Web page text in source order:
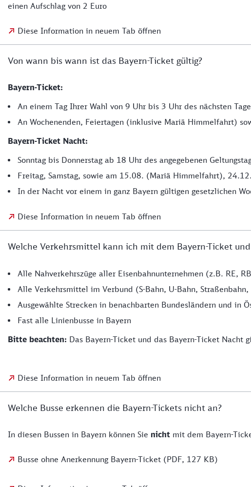
einen Aufschlag von 2 Euro
Diese Information in neuem Tab öffnen
Von wann bis wann ist das Bayern-Ticket gültig?
Bayern-Ticket:
An einem Tag Ihrer Wahl von 9 Uhr bis 3 Uhr des nächsten
An Wochenenden, Feiertagen (inklusive Mariä Himmelfahrt)
Bayern-Ticket Nacht:
Sonntag bis Donnerstag ab 18 Uhr des angegebenen
Freitag, Samstag, sowie am 15.08. (Mariä Himmelfahrt),
In der Nacht vor einem in ganz Bayern gültigen gesetzlichen
Diese Information in neuem Tab öffnen
Welche Verkehrsmittel kann ich mit dem Bayern-Ticket
Alle Nahverkehrszüge aller Eisenbahnunternehmen (z.B. RE,
Alle Verkehrsmittel im Verbund (S-Bahn, U-Bahn, Straßenbahn,
Ausgewählte Strecken in benachbarten Bundesländern und in
Fast alle Linienbusse in Bayern
Bitte beachten: Das Bayern-Ticket und das Bayern-Ticket Nacht
Diese Information in neuem Tab öffnen
Welche Busse erkennen die Bayern-Tickets nicht an?
In diesen Bussen in Bayern können Sie nicht mit dem Bayern-
Busse ohne Anerkennung Bayern-Ticket (PDF, 127 KB)